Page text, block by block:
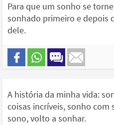
Para que um sonho se
sonhado primeiro e depois
dele.
A história da minha vida:
coisas incríveis, sonho com
sono, volto a sonhar.